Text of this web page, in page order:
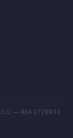
— REA 2729933